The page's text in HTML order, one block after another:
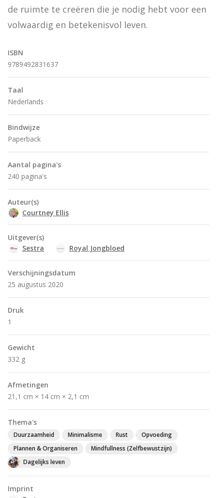
de ruimte te creëren die je nodig hebt voor een
volwaardig en betekenisvol leven.
ISBN
9789492831637
Taal
Nederlands
Bindwijze
Paperback
Aantal pagina's
240 pagina's
Auteur(s)
Courtney Ellis
Uitgever(s)
Sestra
Royal Jongbloed
Verschijningsdatum
25 augustus 2020
Druk
1
Gewicht
332 g
Afmetingen
21,1 cm × 14 cm × 2,1 cm
Thema's
Duurzaamheid Minimalisme Rust
Opvoeding
Plannen & Organiseren
Mindfullness (Zelfbewustzijn)
Dagelijks leven
Imprint